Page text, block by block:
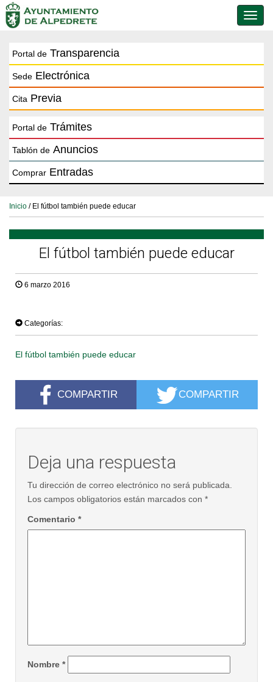
de
Portal de Transparencia
Sede Electrónica
Cita Previa
Portal de Trámites
Tablón de Anuncios
Comprar Entradas
Inicio / El fútbol también puede educar
El fútbol también puede educar
6 marzo 2016
Categorías:
El fútbol también puede educar
COMPARTIR COMPARTIR
Deja una respuesta
Tu dirección de correo electrónico no será publicada.
Los campos obligatorios están marcados con *
Comentario *
Nombre *